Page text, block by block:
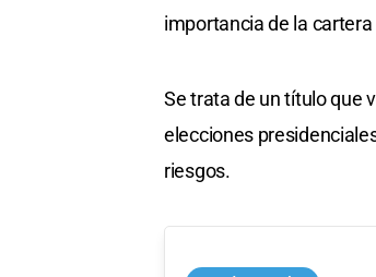
importancia de la
Se trata de un título que
elecciones
riesgos.